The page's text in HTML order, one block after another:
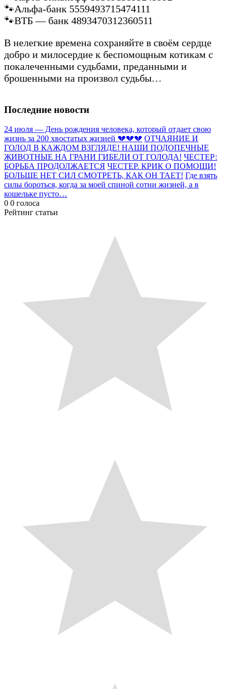
🐾Альфа-банк 5559493715474111
🐾ВТБ — банк 4893470312360511
В нелегкие времена сохраняйте в своём сердце
добро и милосердие к беспомощным котикам с
покалеченными судьбами, преданными и
брошенными на произвол судьбы…
Последние новости
24 июля — День рождения человека, который отдает свою
жизнь за 200 хвостатых жизней 💔💔💔 ОТЧАЯНИЕ И
ГОЛОД В КАЖДОМ ВЗГЛЯДЕ! НАШИ ПОДОПЕЧНЫЕ
ЖИВОТНЫЕ НА ГРАНИ ГИБЕЛИ ОТ ГОЛОДА! ЧЕСТЕР:
БОРЬБА ПРОДОЛЖАЕТСЯ ЧЕСТЕР. КРИК О ПОМОЩИ!
БОЛЬШЕ НЕТ СИЛ СМОТРЕТЬ, КАК ОН ТАЕТ! Где взять
силы бороться, когда за моей спиной сотни жизней, а в
кошельке пусто…
0 0 голоса
Рейтинг статьи